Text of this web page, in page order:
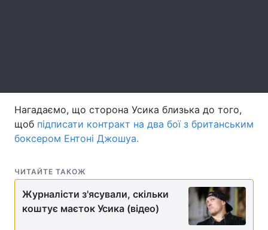
Нагадаємо, що сторона Усика близька до того,
щоб підписати контракт на два бої з британським
боксером Ентоні Джошуа.
ЧИТАЙТЕ ТАКОЖ
Журналісти з'ясували, скільки
коштує маєток Усика (відео)